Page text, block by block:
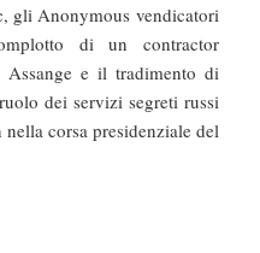
gli Anonymous vendicatori
di un contractor
e il tradimento di
dei servizi segreti russi
corsa presidenziale del